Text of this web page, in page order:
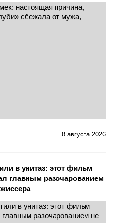
8 августа 2026
в унитаз: этот фильм
главным разочарованием